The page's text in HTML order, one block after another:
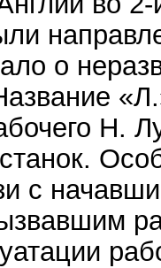
о
Н.
с